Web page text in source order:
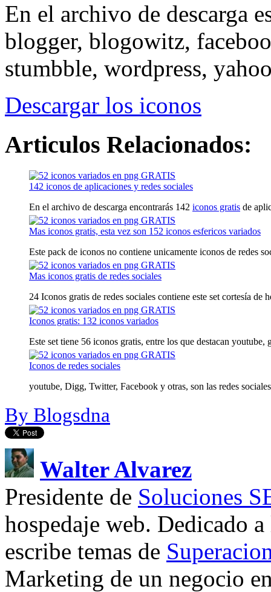
En el archivo de descarga
blogger, blogowitz,
stumbble, wordpress,
Descargar los iconos
Articulos Relacionados:
142 iconos de aplicaciones y redes sociales
En el archivo de descarga encontrarás 142 iconos gratis de
Mas iconos gratis, esta vez son 152 iconos esfericos variados
Este pack de iconos no contiene unicamente iconos de redes
Mas iconos gratis de redes sociales
24 Iconos gratis de redes sociales contiene este set cortesía de
Iconos gratis: 132 iconos variados
Este set tiene 56 iconos gratis, entre los que destacan youtube,
Iconos de redes sociales
youtube, Digg, Twitter, Facebook y otras, son las redes
By Blogsdna
Walter Alvarez
Presidente de Soluciones
hospedaje web. Dedicado
escribe temas de
Marketing de un negocio